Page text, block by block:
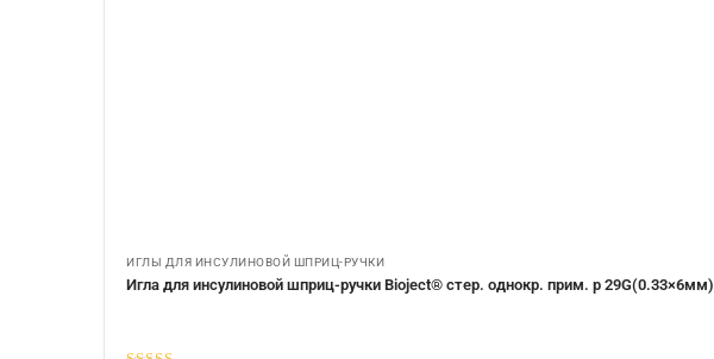
ИГЛЫ ДЛЯ ИНСУЛИНОВОЙ ШПРИЦ-РУЧКИ
Игла для инсулиновой шприц-ручки Bioject® стер. однокр. прим. р 29G(0.33×6мм)